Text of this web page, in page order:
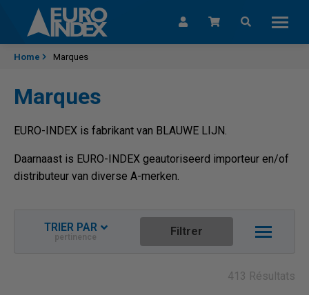
Passer au contenu
Home Marques
Marques
EURO-INDEX is fabrikant van BLAUWE LIJN.
Daarnaast is EURO-INDEX geautoriseerd importeur en/of
distributeur van diverse A-merken.
TRIER PAR
pertinence
Date décroissante
Filtrer
413 Résultats